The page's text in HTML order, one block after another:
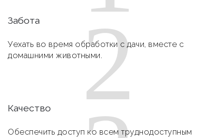
2
Забота
Уехать во время обработки с дачи, вместе с
домашними животными.
Качество
Обеспечить доступ ко всем труднодоступным